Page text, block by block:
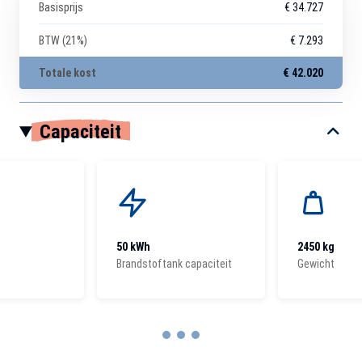
Basisprijs € 34.727
BTW (21%) € 7.293
Totale kost € 42.020
Capaciteit
50 kWh
Brandstoftank capaciteit
2450 kg
Gewicht